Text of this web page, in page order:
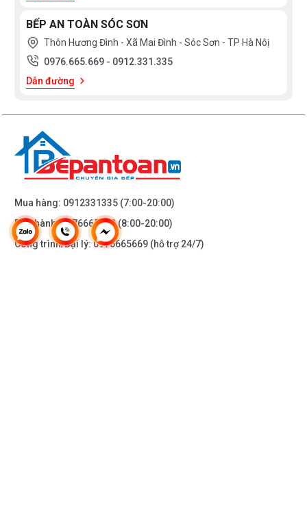
BẾP AN TOÀN SÓC SƠN
Thôn Hương Đình - Xã Mai Đình - Sóc Sơn - TP Hà Nôị
0976.665.669 - 0912.331.335
Dẫn đường
Mua hàng: 0912331335 (7:00-20:00)
Bảo hành:0976665669(8:00-20:00)
Công trình/Đại lý:0976665669 (hỗ trợ 24/7)